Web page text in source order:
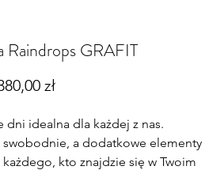
Raindrops GRAFIT
złCena
dni idealna dla każdej z nas.
a dodatkowe elementy
kto znajdzie się w Twoim